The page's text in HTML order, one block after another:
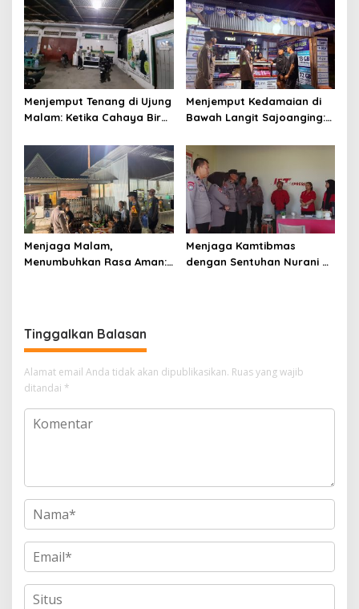
Silaturahmi Ketenteraman Umat
Menjemput Tenang di Ujung
Malam: Ketika Cahaya Biru
Istirahat Warga
Sabbangparu
Menjemput Kedamaian di
Bawah Langit Sajoanging:
Polisi, dan Hati yang
Menjaga
Menjaga Malam,
Menumbuhkan Rasa Aman:
Menjaga Kamtibmas
dengan Sentuhan Nurani di
Tinggalkan Balasan
Alamat email Anda tidak akan dipublikasikan. Ruas yang wajib
ditandai *